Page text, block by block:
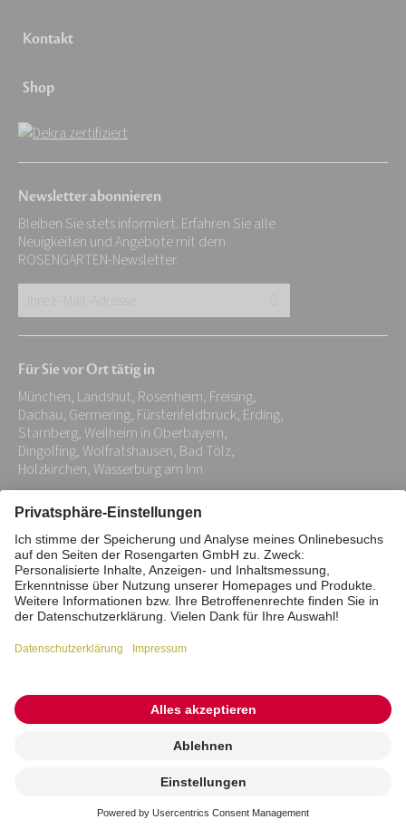
beauftragen
Kontakt
Shop
Newsletter abonnieren
Bleiben Sie stets informiert. Erfahren Sie alle
Neuigkeiten und Angebote mit dem
ROSENGARTEN-Newsletter.
Adresse:
*
Für Sie vor Ort tätig in
München, Landshut, Rosenheim, Freising,
Dachau, Germering, Fürstenfeldbruck, Erding,
Starnberg, Weilheim in Oberbayern,
Dingolfing, Wolfratshausen, Bad Tölz,
Holzkirchen, Wasserburg am Inn
Impressum Datenschutz
Stiftung
Interne Meldestelle
Zahlungsmittel
Barrierefreiheitserklärung
Vertrag widerrufen
© 2026 ROSENGARTEN-Tierbestattung